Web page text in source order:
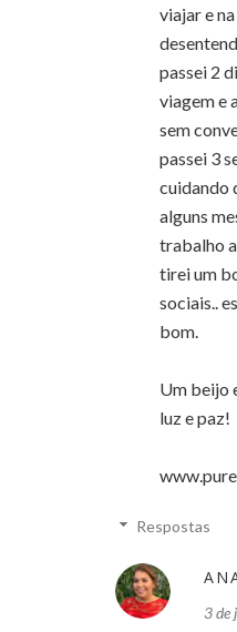
viajar e
passei 2
viagem e
sem
passei 3
cuidando
alguns
trabalho
tirei um
sociais..
bom.
Um beijo
luz e paz!
Respostas
3 de